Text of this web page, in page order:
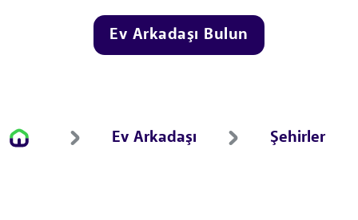
Ev Arkadaşı Bulun
Ev Arkadaşı Şehirler